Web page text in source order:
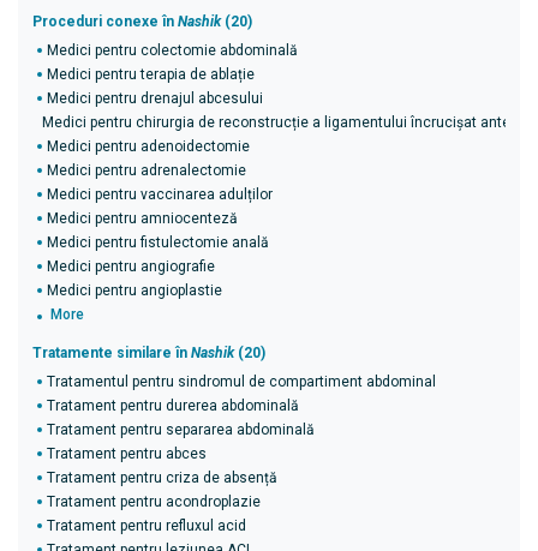
Proceduri conexe în Nashik(20)
Medici pentru colectomie abdominală
Medici pentru terapia de ablație
Medici pentru drenajul abcesului
Medici pentru chirurgia de reconstrucție a ligamentului încrucișat anterior
Medici pentru adenoidectomie
Medici pentru adrenalectomie
Medici pentru vaccinarea adulților
Medici pentru amniocenteză
Medici pentru fistulectomie anală
Medici pentru angiografie
Medici pentru angioplastie
More
Tratamente similare în Nashik(20)
Tratamentul pentru sindromul de compartiment abdominal
Tratament pentru durerea abdominală
Tratament pentru separarea abdominală
Tratament pentru abces
Tratament pentru criza de absență
Tratament pentru acondroplazie
Tratament pentru refluxul acid